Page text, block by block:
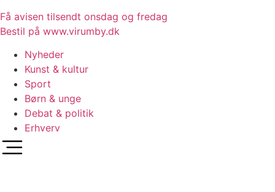
Få avisen tilsendt onsdag og fredag
Bestil på www.virumby.dk
Nyheder
Kunst & kultur
Sport
Børn & unge
Debat & politik
Erhverv